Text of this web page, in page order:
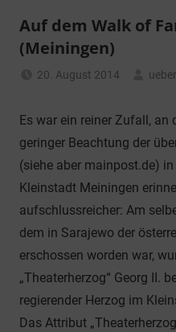
Auf dem Walk of
(Meiningen)
20. August 2014
Es war ein reiner Zufall, an
geringer Beachtung der
(siehe aber mainpost.de)
Kleinstadt Meiningen
aufschlussreicher: Am
dem in Sarajewo der
erschossen worden war,
„Theaterherzog“ Georg II.
regierender Herzog im
Das Attribut